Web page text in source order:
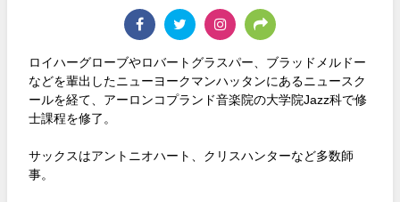
ロイハーグローブやロバートグラスパー、ブラッドメルドー
などを輩出したニューヨークマンハッタンにあるニュースク
ールを経て、アーロンコプランド音楽院の大学院Jazz科で修
士課程を修了。
サックスはアントニオハート、クリスハンターなど多数師
事。